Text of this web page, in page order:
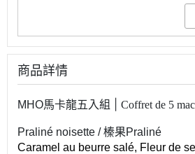
商品詳情
MHO馬卡龍五入組 Coffret de 5
Praliné noisette /榛果Praliné
Caramel au beurre salé, Fleur de